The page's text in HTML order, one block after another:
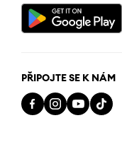
PŘIPOJTE SE K NÁM